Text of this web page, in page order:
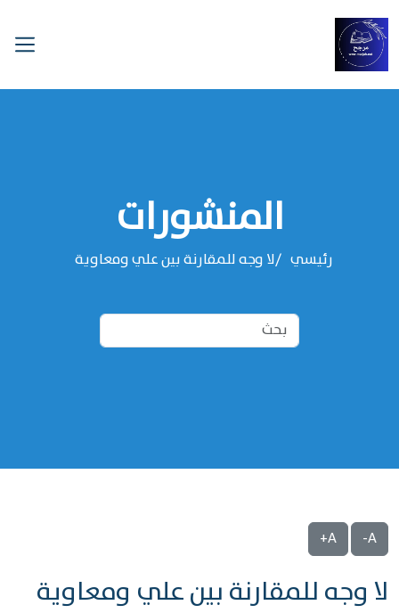
المنشورات
رئيسي لا وجه للمقارنة بين علي ومعاوية
A-
A+
لا وجه للمقارنة بين علي ومعاوية